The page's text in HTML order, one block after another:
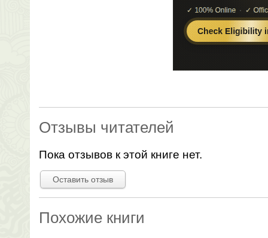
Отзывы читателей
Пока отзывов к этой книге нет.
Оставить отзыв
Похожие книги